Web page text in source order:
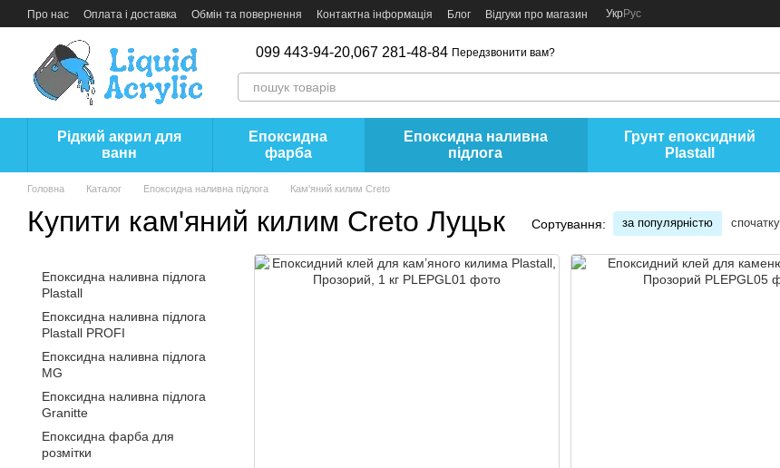
Перейти до основного контенту
Про нас Оплата і доставка Обмін та повернення Контактна інформація Блог Відгуки про магазин УкрРус
099 443-94-20,067 281-48-84 Передзвонити вам?
Рідкий акрил для
ванн
Епоксидна
фарба
Епоксидна наливна
підлога
Грунт епоксидний
Plastall
Головна Каталог Епоксидна наливна підлога Кам'яний килим Creto
Купити кам'яний килим Creto Луцьк Сортування: за популярністю
Епоксидна наливна підлога
Plastall
Епоксидна наливна підлога
Plastall PROFI
Епоксидна наливна підлога
MG
Епоксидна наливна підлога
Granitte
Епоксидна фарба для
розмітки